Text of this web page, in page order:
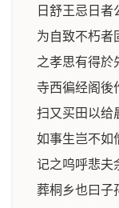
日舒王忌日
为自致不朽者
之孝思有得於
寺西徧经阁後
扫又买田以给
如事生岂不如
记之呜呼悲夫
葬桐乡也曰子